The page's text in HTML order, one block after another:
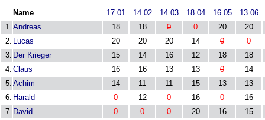
Name 17.01 14.02 14.03 18.04 16.05
13.06
1. Andreas 18 18 0 0 20
20
2. Lucas 20 20 20 14 0
0
3. Der Krieger 15 14 16 12 18
18
4. Claus 16 16 13 13 0
14
5. Achim 14 11 11 15 13
13
6. Harald 0 12 0 16 0
16
7. David 0 0 0 20 16
15